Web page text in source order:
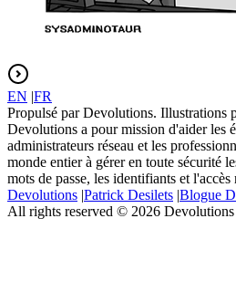
EN |FR
Propulsé par Devolutions. Illustrations
Devolutions a pour mission d'aider les
administrateurs réseau et les
monde entier à gérer en toute sécurité
mots de passe, les identifiants et l'accès
Devolutions |Patrick Desilets |Blogue
All rights reserved © 2026 Devolutions